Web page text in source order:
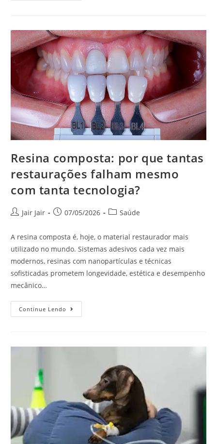
Resina composta: por que tantas
restaurações falham mesmo
com tanta tecnologia?
Jair Jair 07/05/2026 Saúde
A resina composta é, hoje, o material restaurador mais
utilizado no mundo. Sistemas adesivos cada vez mais
modernos, resinas com nanopartículas e técnicas
sofisticadas prometem longevidade, estética e desempenho
mecânico…
Continue Lendo